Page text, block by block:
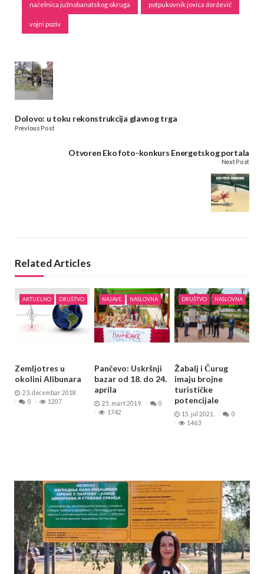
načelnica južnobanatskog okruga potpukovnik jovica đorđević
vojni poziv
Dolovo: u toku rekonstrukcija glavnog trga
Previous Post
Otvoren Eko foto-konkurs Energetskog portala
Next Post
Related Articles
AKTUELNO DRUŠTVO
Zemljotres u
okolini Alibunara
23. decembar 2018.
0
1207
NAJAVE NASLOVNA
Pančevo: Uskršnji
bazar od 18. do 24.
aprila
25. mart 2019.
0
1742
DRUŠTVO NASLOVNA
Žabalj i Čurug
imaju brojne
turističke
potencijale
15. jul 2021.
0
1463